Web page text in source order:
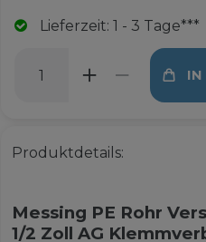
Lieferzeit: 1 - 3 Tage***
IN
Produktdetails:
Messing PE Rohr
1/2 Zoll AG